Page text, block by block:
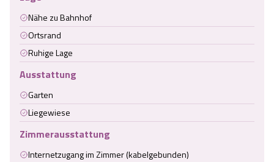
Nähe zu Bahnhof
Ortsrand
Ruhige Lage
Ausstattung
Garten
Liegewiese
Zimmerausstattung
Internetzugang im Zimmer (kabelgebunden)